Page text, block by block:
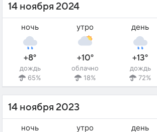
14 ноября 2024
ночь
+8°
дождь
65%
утро
+10°
облачно
18%
день
+13°
дождь
72%
14 ноября 2023
ночь утро день